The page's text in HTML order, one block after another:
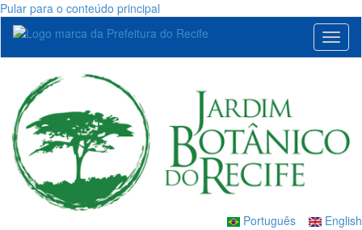
Pular para o conteúdo principal
English
Português